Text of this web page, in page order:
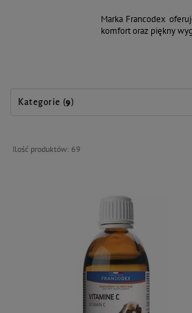
Marka Francodex
komfort oraz piękny
Kategorie (9)
Ilość produktów: 69